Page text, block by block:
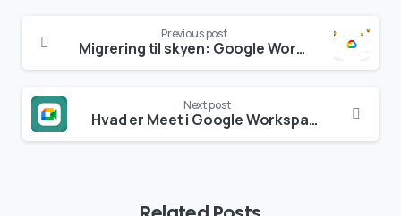
Reading
Previous post
Migrering til skyen: Google Workspace
Next post
Hvad er Meet i Google Workspace